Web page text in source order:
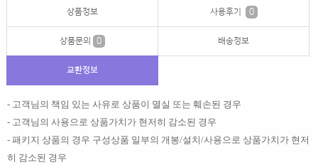
상품정보 사용후기 0
상품문의 0 배송정보
교환정보
- 고객님의 책임 있는 사유로 상품이 멸실 또는 훼손된 경우
- 고객님의 사용으로 상품가치가 현저히 감소된 경우
- 패키지 상품의 경우 구성상품 일부의 개봉/설치/사용으로 상품가치가 현저
히 감소된 경우